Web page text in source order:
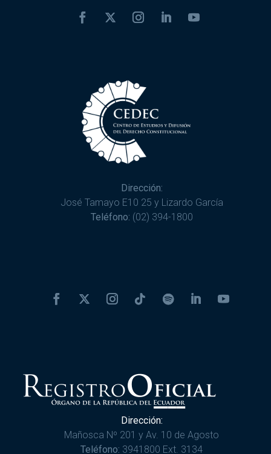
Dirección:
José Tamayo E10 25 y Lizardo García
Teléfono: (02) 394-1800
Dirección:
Mañosca Nº 201 y Av. 10 de Agosto
Teléfono: 3941800 Ext. 3134